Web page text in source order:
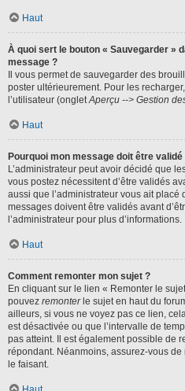
Haut
À quoi sert le bouton « Sauvegarder »
message ?
Il vous permet de sauvegarder des
poster ultérieurement. Pour les
l’utilisateur (ongletAperçu --> Gestion
Haut
Pourquoi mon message doit être validé
L’administrateur peut avoir décidé que
vous postez nécessitent d’être validés
aussi que l’administrateur vous ait placé
messages doivent être validés avant
l’administrateur pour plus d’informations.
Haut
Comment remonter mon sujet ?
En cliquant sur le lien « Remonter le
pouvez remonterle sujet en haut du
ailleurs, si vous ne voyez pas ce lien,
est désactivée ou que l’intervalle de
pas atteint. Il est également possible de
répondant. Néanmoins, assurez-vous
le faisant.